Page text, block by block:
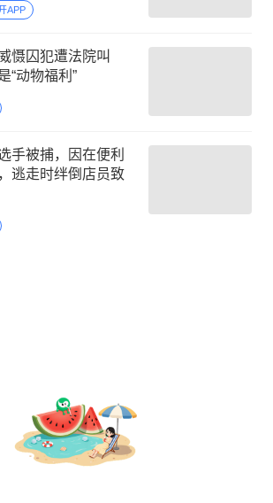
APP
慑囚犯遭法院叫
“动物福利”
手被捕，因在便利
逃走时绊倒店员致